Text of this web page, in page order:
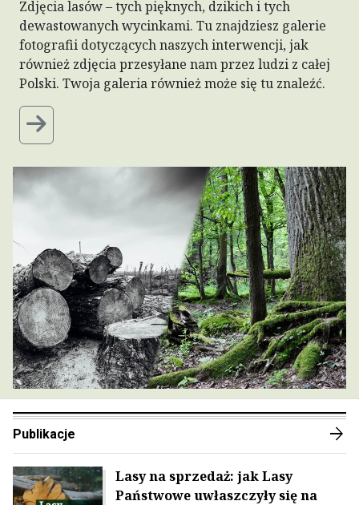
Zdjęcia lasów – tych pięknych, dzikich i tych
dewastowanych wycinkami. Tu znajdziesz galerie
fotografii dotyczących naszych interwencji, jak
również zdjęcia przesyłane nam przez ludzi z całej
Polski. Twoja galeria również może się tu znaleźć.
Publikacje arrow_forward
Lasy na sprzedaż: jak Lasy
Państwowe uwłaszczyły się na